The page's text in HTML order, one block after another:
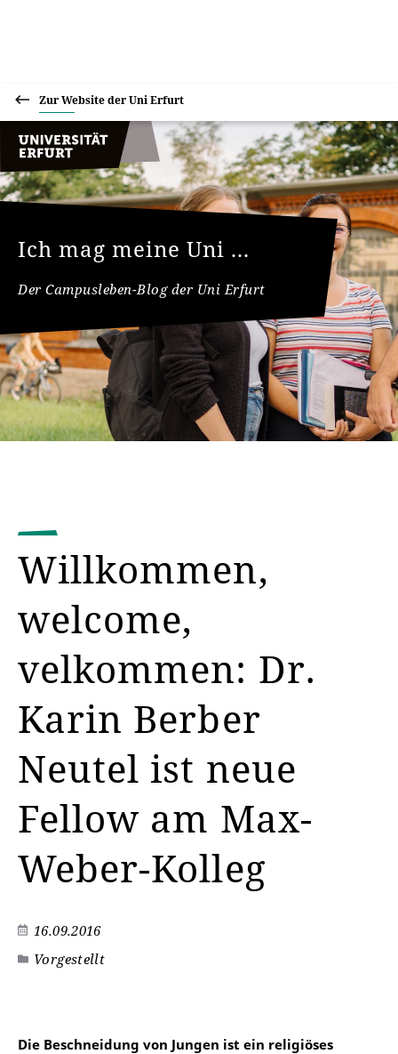
Zur Website der Uni Erfurt
Ich mag meine Uni ...
Der Campusleben-Blog der Uni Erfurt
Willkommen,
welcome,
velkommen: Dr.
Karin Berber
Neutel ist neue
Fellow am Max-
Weber-Kolleg
16.09.2016
Vorgestellt
Die Beschneidung von Jungen ist ein religiöses